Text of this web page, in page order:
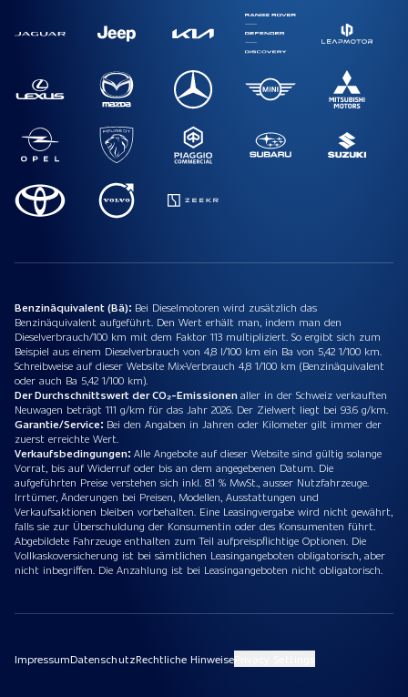
Benzinäquivalent (Bä): Bei Dieselmotoren wird zusätzlich das
Benzinäquivalent aufgeführt. Den Wert erhält man, indem man den
Dieselverbrauch/100 km mit dem Faktor 113 multipliziert. So ergibt sich zum
Beispiel aus einem Dieselverbrauch von 4,8 l/100 km ein Ba von 5,42 1/100 km.
Schreibweise auf dieser Website Mix-Verbrauch 4,8 1/100 km (Benzinäquivalent
oder auch Ba 5,42 1/100 km).
Der Durchschnittswert der CO₂-Emissionenaller in der Schweiz verkauften
Neuwagen beträgt 111 g/km für das Jahr 2026. Der Zielwert liegt bei 93.6 g/km.
Garantie/Service: Bei den Angaben in Jahren oder Kilometer gilt immer der
zuerst erreichte Wert.
Verkaufsbedingungen: Alle Angebote auf dieser Website sind gültig solange
Vorrat, bis auf Widerruf oder bis an dem angegebenen Datum. Die
aufgeführten Preise verstehen sich inkl. 8.1 % MwSt., ausser Nutzfahrzeuge.
Irrtümer, Änderungen bei Preisen, Modellen, Ausstattungen und
Verkaufsaktionen bleiben vorbehalten. Eine Leasingvergabe wird nicht gewährt,
falls sie zur Überschuldung der Konsumentin oder des Konsumenten führt.
Abgebildete Fahrzeuge enthalten zum Teil aufpreispflichtige Optionen. Die
Vollkaskoversicherung ist bei sämtlichen Leasingangeboten obligatorisch, aber
nicht inbegriffen. Die Anzahlung ist bei Leasingangeboten nicht obligatorisch.
ImpressumDatenschutzRechtliche Hinweise